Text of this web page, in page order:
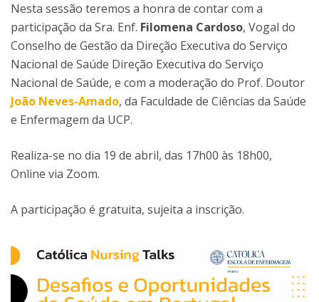
Nesta sessão teremos a honra de contar com a
participação da Sra. Enf. Filomena Cardoso, Vogal do
Conselho de Gestão da Direção Executiva do Serviço
Nacional de Saúde Direção Executiva do Serviço
Nacional de Saúde, e com a moderação do Prof. Doutor
João Neves-Amado, da Faculdade de Ciências da Saúde
e Enfermagem da UCP.
Realiza-se no dia 19 de abril, das 17h00 às 18h00,
Online via Zoom.
A participação é gratuita, sujeita a inscrição.